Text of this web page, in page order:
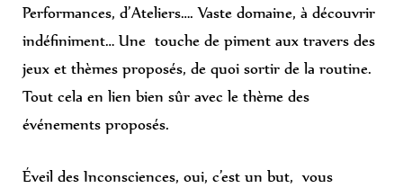
Performances, d’Ateliers…. Vaste domaine, à découvrir
indéfiniment… Une touche de piment aux travers des
jeux et thèmes proposés, de quoi sortir de la routine.
Tout cela en lien bien sûr avec le thème des
événements proposés.
Éveil des Inconsciences, oui, c’est un but, vous